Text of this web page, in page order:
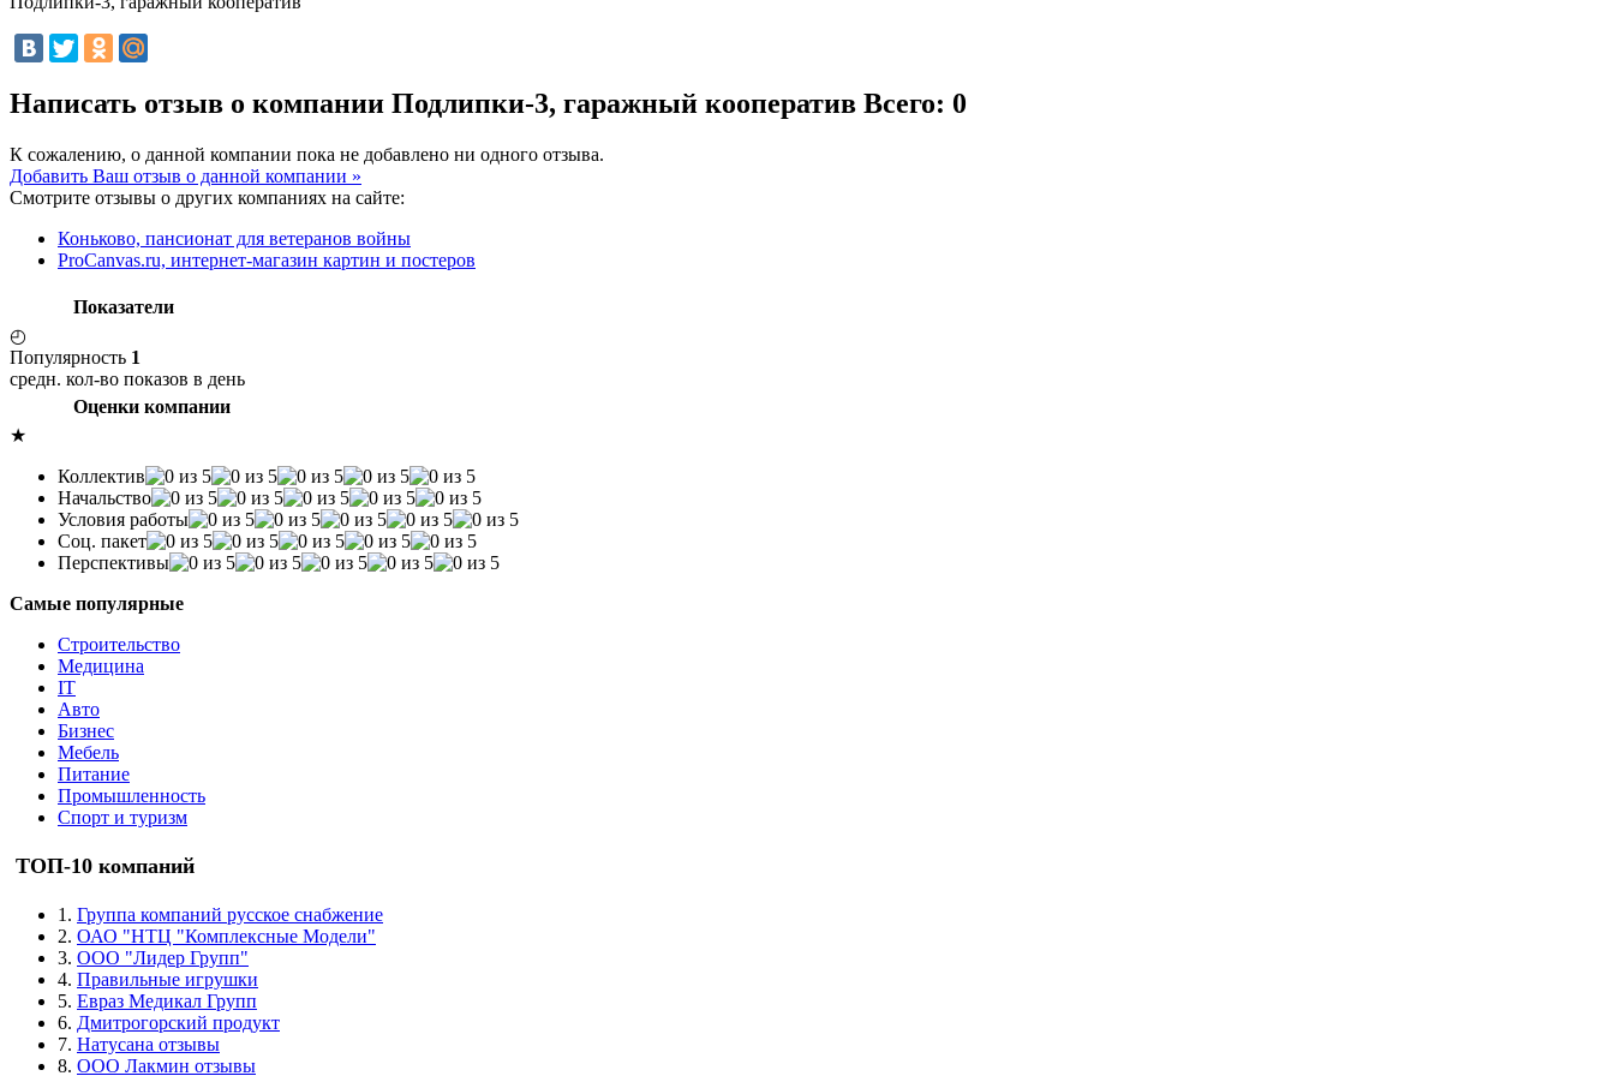
Написать отзыв о компании Подлипки-3, гаражный кооператив Всего: 0
К сожалению, о данной компании пока не добавлено ни одного отзыва.
Добавить Ваш отзыв о данной компании »
Смотрите отзывы о других компаниях на сайте:
Коньково, пансионат для ветеранов войны
ProCanvas.ru, интернет-магазин картин и постеров
Показатели
◴
Популярность 1
средн. кол-во показов в день
Оценки компании
★
Коллектив
Начальство
Условия работы
Соц. пакет
Перспективы
Самые популярные
Строительство
Медицина
IT
Авто
Бизнес
Мебель
Питание
Промышленность
Спорт и туризм
ТОП-10 компаний
1. Группа компаний русское снабжение
2. ОАО "НТЦ "Комплексные Модели"
3. ООО "Лидер Групп"
4. Правильные игрушки
5. Евраз Медикал Групп
6. Дмитрогорский продукт
7. Натусана отзывы
8. ООО Лакмин отзывы